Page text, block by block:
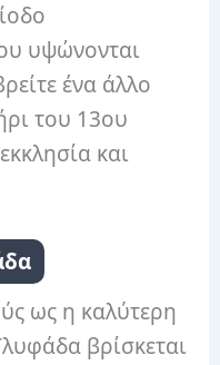
υψώνονται
ένα άλλο
του 13ου
και
ως η καλύτερη
βρίσκεται